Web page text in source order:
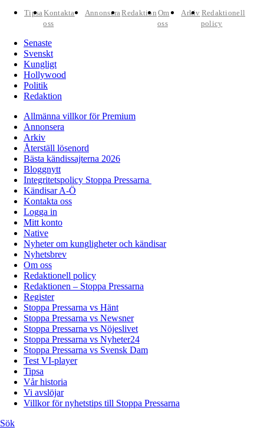
TipsaKontakta
oss
AnnonseraRedaktion Om
oss
Arkiv Redaktionell
policy
Senaste
Svenskt
Kungligt
Hollywood
Politik
Redaktion
Allmänna villkor för Premium
Annonsera
Arkiv
Återställ lösenord
Bästa kändissajterna 2026
Bloggnytt
Integritetspolicy Stoppa Pressarna
Kändisar A-Ö
Kontakta oss
Logga in
Mitt konto
Native
Nyheter om kungligheter och kändisar
Nyhetsbrev
Om oss
Redaktionell policy
Redaktionen – Stoppa Pressarna
Register
Stoppa Pressarna vs Hänt
Stoppa Pressarna vs Newsner
Stoppa Pressarna vs Nöjeslivet
Stoppa Pressarna vs Nyheter24
Stoppa Pressarna vs Svensk Dam
Test VI-player
Tipsa
Vår historia
Vi avslöjar
Villkor för nyhetstips till Stoppa Pressarna
Sök